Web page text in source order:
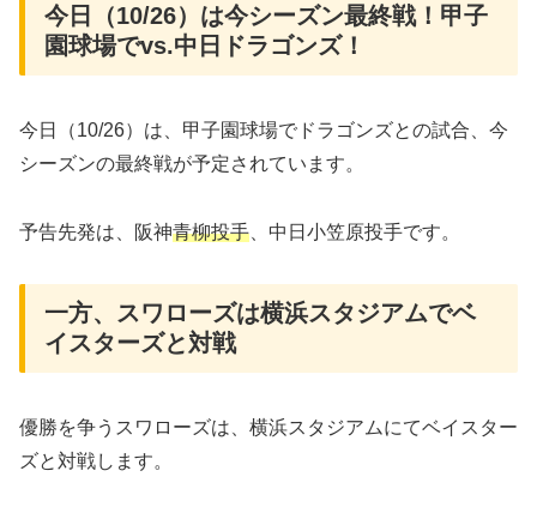
今日（10/26）は今シーズン最終戦！甲子
園球場でvs.中日ドラゴンズ！
今日（10/26）は、甲子園球場でドラゴンズとの試合、今
シーズンの最終戦が予定されています。
予告先発は、阪神青柳投手 、中日小笠原投手です。
一方、スワローズは横浜スタジアムでベ
イスターズと対戦
優勝を争うスワローズは、横浜スタジアムにてベイスター
ズと対戦します。